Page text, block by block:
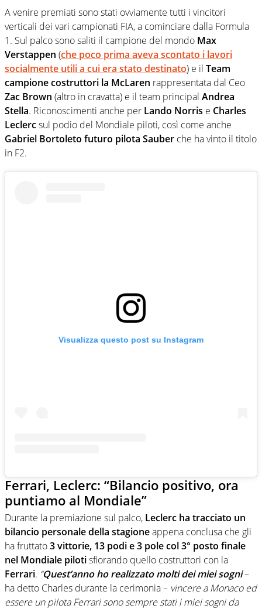
A venire premiati sono stati ovviamente tutti i vincitori
verticali dei vari campionati FIA, a cominciare dalla Formula
1. Sul palco sono saliti il campione del mondo Max
Verstappen (che poco prima aveva scontato i lavori
socialmente utili a cui era stato destinato) e il Team
campione costruttori la McLaren rappresentata dal Ceo
Zac Brown (altro in cravatta) e il team principal Andrea
Stella. Riconoscimenti anche per Lando Norris e Charles
Leclercsul podio del Mondiale piloti, così come anche
Gabriel Bortoleto futuro pilota Sauber che ha vinto il titolo
in F2.
Visualizza questo post su Instagram
Ferrari, Leclerc: “Bilancio positivo, ora
puntiamo al Mondiale”
Durante la premiazione sul palco, Leclerc ha tracciato un
bilancio personale della stagioneappena conclusa che gli
ha fruttato3 vittorie, 13 podi e 3 pole col 3° posto finale
nel Mondiale pilotisfiorando quello costruttori con la
Ferrari. “Quest’anno ho realizzato molti dei miei sogni–
ha detto Charles durante la cerimonia – vincere a Monaco ed
essere un pilota Ferrari sono sempre stati i miei sogni da